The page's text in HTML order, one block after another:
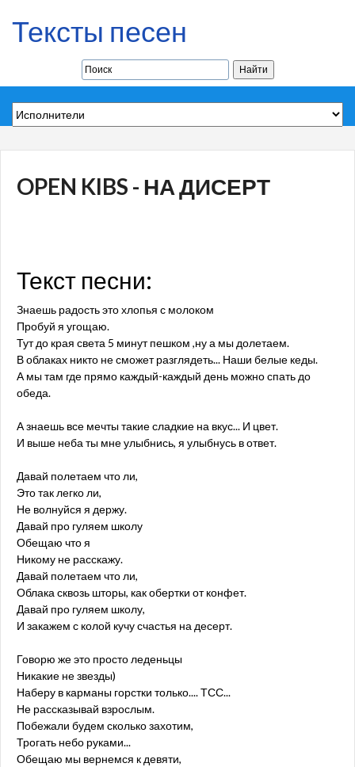
Тексты песен
OPEN KIBS - НА ДИСЕРТ
Текст песни:
Знаешь радость это хлопья с молоком
Пробуй я угощаю.
Тут до края света 5 минут пешком ,ну а мы долетаем.
В облаках никто не сможет разглядеть... Наши белые кеды.
А мы там где прямо каждый-каждый день можно спать до
обеда.
А знаешь все мечты такие сладкие на вкус... И цвет.
И выше неба ты мне улыбнись, я улыбнусь в ответ.
Давай полетаем что ли,
Это так легко ли,
Не волнуйся я держу.
Давай про гуляем школу
Обещаю что я
Никому не расскажу.
Давай полетаем что ли,
Облака сквозь шторы, как обертки от конфет.
Давай про гуляем школу,
И закажем с колой кучу счастья на десерт.
Говорю же это просто леденьцы
Никакие не звезды)
Наберу в карманы горстки только.... ТСС...
Не рассказывай взрослым.
Побежали будем сколько захотим,
Трогать небо руками...
Обещаю мы вернемся к девяти,